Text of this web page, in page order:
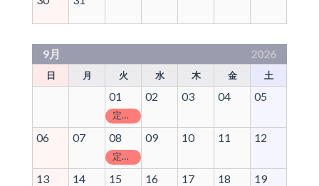
9月 2026
日 月 火 水 木 金 土
01
定休日
02 03 04 05
06 07 08
定休日
09 10 11 12
13 14 15 16 17 18 19